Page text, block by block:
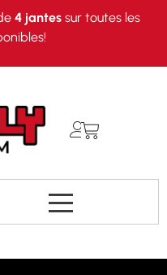
4 jantessur toutes les